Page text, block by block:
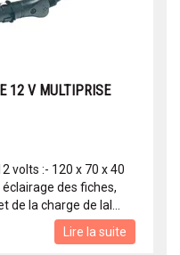
12 V MULTIPRISE
volts :- 120 x 70 x 40
éclairage des fiches,
la charge de lal...
Lire la suite